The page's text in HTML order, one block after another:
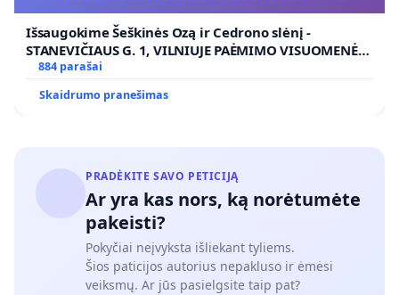
Išsaugokime Šeškinės Ozą ir Cedrono slėnį -
STANEVIČIAUS G. 1, VILNIUJE PAĖMIMO VISUOMENĖS
POREIKIAMS (IŠPIRKIMO) IR JO PRITAIKYMO VIEŠAJAI
ŽELDYNŲ FUNKCIJAI
884 parašai
Skaidrumo pranešimas
PRADĖKITE SAVO PETICIJĄ
Ar yra kas nors, ką norėtumėte
pakeisti?
Pokyčiai neįvyksta išliekant tyliems.
Šios paticijos autorius nepakluso ir ėmėsi
veiksmų. Ar jūs pasielgsite taip pat?